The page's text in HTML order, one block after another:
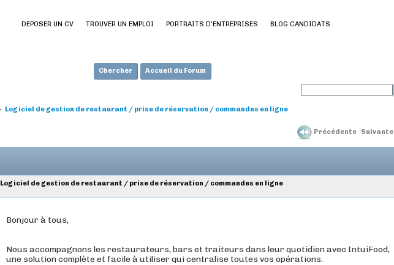
DEPOSER UN CV TROUVER UN EMPLOI PORTRAITS D'ENTREPRISES BLOG CANDIDATS
Chercher Accueil du Forum
Logiciel de gestion de restaurant / prise de réservation / commandes en ligne
Précédente Suivante
Logiciel de gestion de restaurant / prise de réservation / commandes en ligne
Bonjour à tous,
Nous accompagnons les restaurateurs, bars et traiteurs dans leur quotidien avec IntuiFood,
une solution complète et facile à utiliser qui centralise toutes vos opérations.